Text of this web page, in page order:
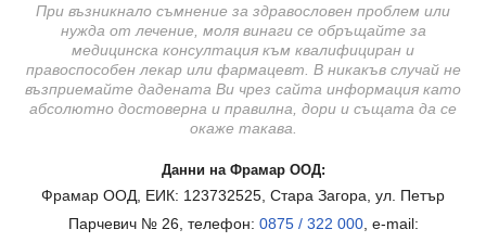
При възникнало съмнение за здравословен проблем или
нужда от лечение, моля винаги се обръщайте за
медицинска консултация към квалифициран и
правоспособен лекар или фармацевт. В никакъв случай не
възприемайте дадената Ви чрез сайта информация като
абсолютно достоверна и правилна, дори и същата да се
окаже такава.
Данни на Фрамар ООД:
Фрамар ООД, ЕИК: 123732525, Стара Загора, ул. Петър
Парчевич № 26, телефон: 0875 / 322 000, e-mail: